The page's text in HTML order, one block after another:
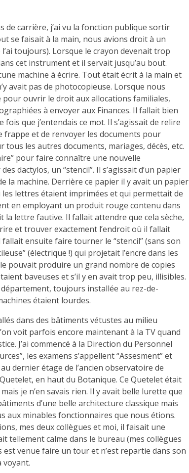
de carrière, j’ai vu la fonction publique sortir
se faisait à la main, nous avions droit à un
toujours). Lorsque le crayon devenait trop
cet instrument et il servait jusqu’au bout.
machine à écrire. Tout était écrit à la main et
avait pas de photocopieuse. Lorsque nous
pour ouvrir le droit aux allocations familiales,
à envoyer aux Finances. Il fallait bien
que j’entendais ce mot. Il s’agissait de relire
frappe et de renvoyer les documents pour
les autres documents, mariages, décès, etc.
pour faire connaître une nouvelle
dactylos, un “stencil”. Il s’agissait d’un papier
la machine. Derrière ce papier il y avait un papier
lettres étaient imprimées et qui permettait de
en employant un produit rouge contenu dans
lettre fautive. Il fallait attendre que cela sèche,
et trouver exactement l’endroit où il fallait
ensuite faire tourner le “stencil” (sans son
(électrique !) qui projetait l’encre dans les
pouvait produire un grand nombre de copies
baveuses et s’il y en avait trop peu, illisibles.
toujours installée au rez-de-
étaient lourdes.
dans des bâtiments vétustes au milieu
voit parfois encore maintenant à la TV quand
J’ai commencé à la Direction du Personnel
les examens s’appellent “Assesment” et
dernier étage de l’ancien observatoire de
en haut du Botanique. Ce Quetelet était
je n’en savais rien. Il y avait belle lurette que
d’une belle architecture classique mais
aux minables fonctionnaires que nous étions.
mes deux collègues et moi, il faisait une
tellement calme dans le bureau (mes collègues
venue faire un tour et n’est repartie dans son
voyant.